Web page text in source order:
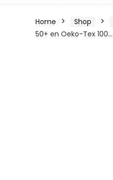
Home Shop
50+ en Oeko-Tex 100…